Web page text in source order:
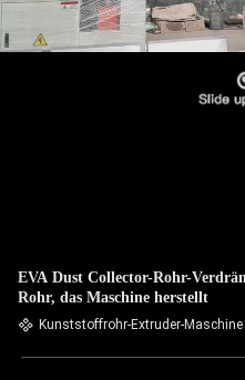
EVA Dust Collector-Rohr-
Rohr, das Maschine herstellt
Kunststoffrohr-Extruder-Maschine